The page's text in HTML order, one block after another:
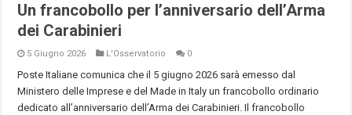
Un francobollo per l’anniversario dell’Arma
dei Carabinieri
5 Giugno 2026 L'Osservatorio 0
Poste Italiane comunica che il 5 giugno 2026 sarà emesso dal
Ministero delle Imprese e del Made in Italy un francobollo ordinario
dedicato all’anniversario dell’Arma dei Carabinieri. Il francobollo